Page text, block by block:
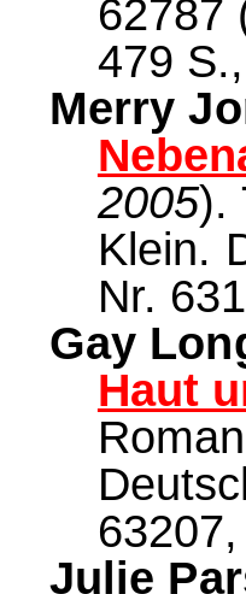
62787
479
Merry
2005).
Klein.
Nr.
Gay
Haut
Julie